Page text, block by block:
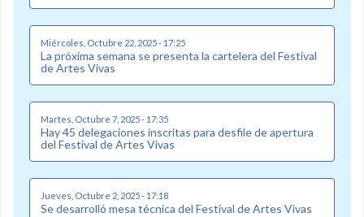
Miércoles, Octubre 22, 2025 - 17:25
La próxima semana se presenta la cartelera del Festival
de Artes Vivas
Martes, Octubre 7, 2025 - 17:35
Hay 45 delegaciones inscritas para desfile de apertura
del Festival de Artes Vivas
Jueves, Octubre 2, 2025 - 17:18
Se desarrolló mesa técnica del Festival de Artes Vivas